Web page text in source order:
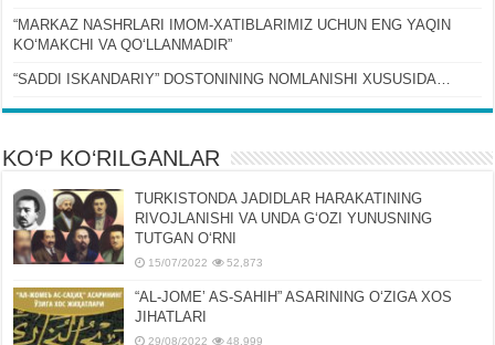
“MARKAZ NASHRLARI IMOM-XATIBLARIMIZ UCHUN ENG YAQIN
KOʻMAKCHI VA QOʻLLANMADIR”
“SADDI ISKANDARIY” DOSTONINING NOMLANISHI XUSUSIDA…
KO‘P KO‘RILGANLAR
TURKISTONDA JADIDLAR HARAKATINING
RIVOJLANISHI VA UNDA GʻOZI YUNUSNING
TUTGAN OʻRNI
15/07/2022 52,873
“AL-JOMEʼ AS-SAHIH” ASARINING OʻZIGA XOS
JIHATLARI
29/08/2022 48,999